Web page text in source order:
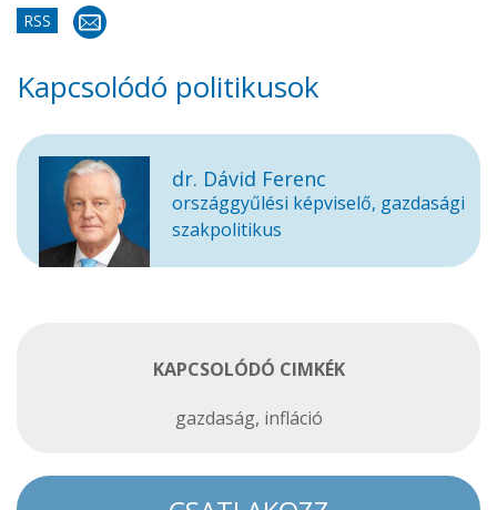
RSS
Kapcsolódó politikusok
dr. Dávid Ferenc
országgyűlési képviselő, gazdasági
szakpolitikus
KAPCSOLÓDÓ CIMKÉK
gazdaság, infláció